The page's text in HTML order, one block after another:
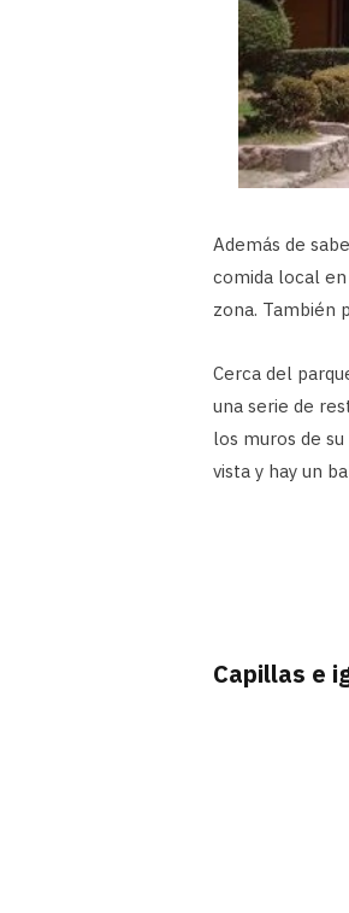
Además de
comida local
zona. También
Cerca del
una serie de
los muros de
vista y hay un
Capillas e